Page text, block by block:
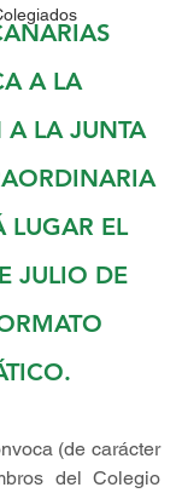
A LA
LA JUNTA
LUGAR EL
JULIO DE
(de carácter
del Colegio